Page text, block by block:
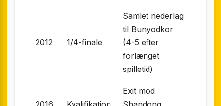
2012 1/4-finale
Samlet nederlag
til Bunyodkor
(4-5 efter
forlænget
spilletid)
2016 Kvalifikation
Exit mod
Shandong